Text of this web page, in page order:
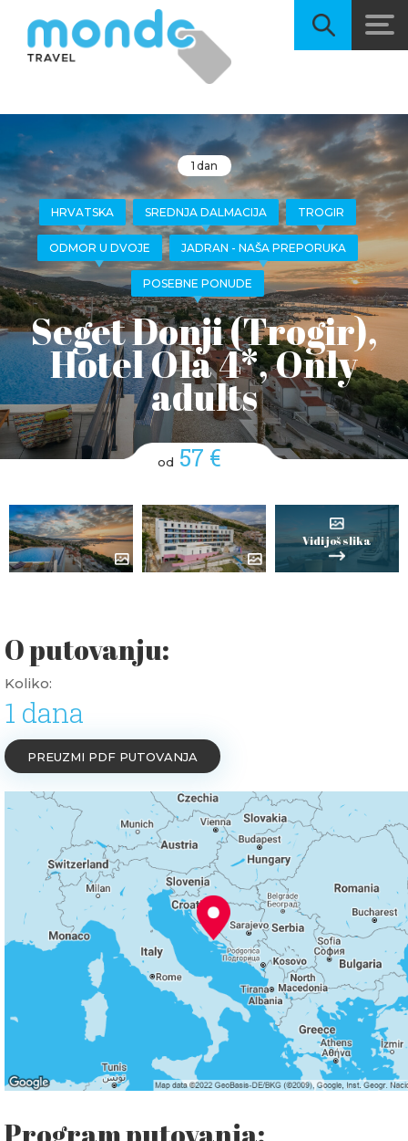
1 dan
HRVATSKA SREDNJA DALMACIJA TROGIR
ODMOR U DVOJE JADRAN - NAŠA PREPORUKA
POSEBNE PONUDE
Seget Donji (Trogir),
Hotel Ola 4*, Only
adults
od 57 €
Vidi još slika
O putovanju:
Koliko:
1 dana
PREUZMI PDF PUTOVANJA